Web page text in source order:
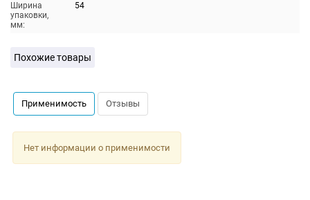
Ширина
упаковки,
мм:
54
Похожие товары
Применимость Отзывы
Нет информации о применимости